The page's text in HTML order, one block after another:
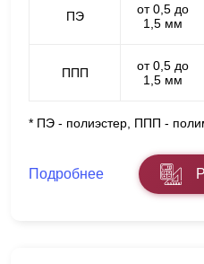
ПЭ
от 0,5 до
1,5 мм
ППП
от 0,5 до
1,5 мм
* ПЭ - полиэстер, ППП -
Подробнее